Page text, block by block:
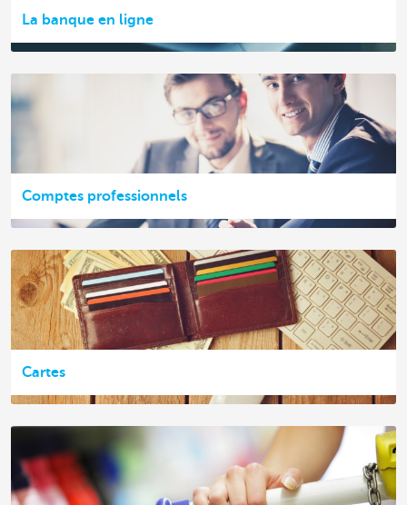
La banque en ligne
Comptes professionnels
Cartes